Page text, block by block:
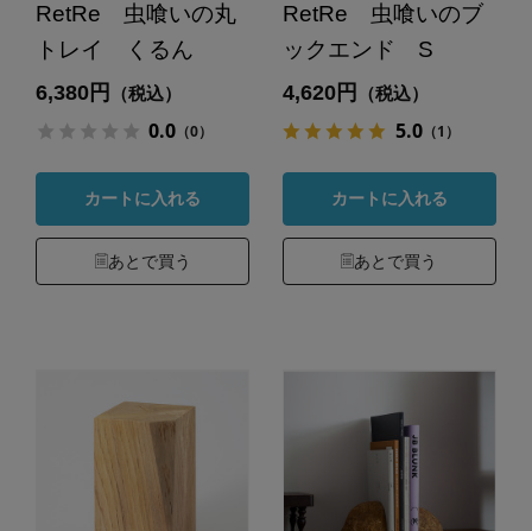
RetRe 虫喰いの丸
トレイ くるん
6,380円 （税込）
0.0（0）
カートに入れる
あとで買う
RetRe 虫喰いのブ
ックエンド S
4,620円 （税込）
5.0（1）
カートに入れる
あとで買う